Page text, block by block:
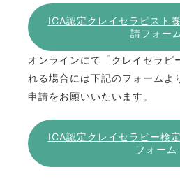
ICA認定クレイセラピスト
請フォーム
オンラインにて「クレイセラピ
れる場合には下記のフォームよ
申請をお願いいたいます。
ICA認定クレイセラピー検
フォーム